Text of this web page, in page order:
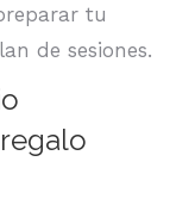
tu
de sesiones.